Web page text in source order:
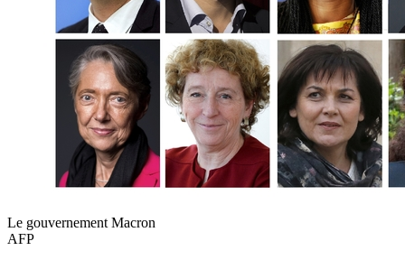
Le gouvernement Macron
AFP